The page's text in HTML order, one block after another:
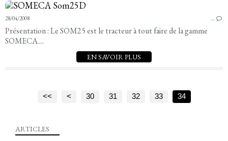
28/04/2008 …
Présentation : Le SOM25 est le tracteur à tout faire de la gamme
SOMECA....
EN SAVOIR PLUS
<< < 10
20
30 31 32 33 34
ARTICLES